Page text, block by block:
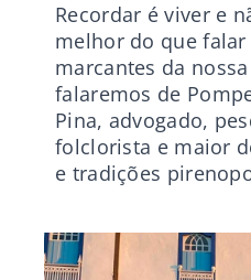
Recordar é viver e
melhor do que
marcantes da
falaremos de
Pina, advogado,
folclorista e maior
e tradições